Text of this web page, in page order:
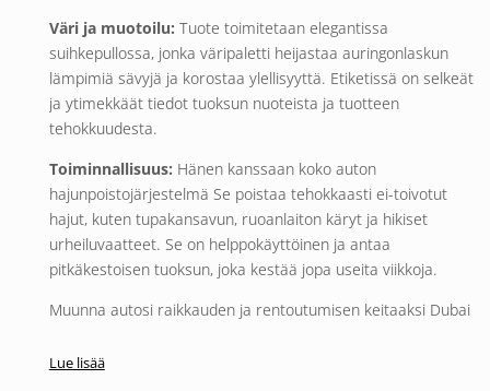
Väri ja muotoilu: Tuote toimitetaan elegantissa
suihkepullossa, jonka väripaletti heijastaa auringonlaskun
lämpimiä sävyjä ja korostaa ylellisyyttä. Etiketissä on selkeät
ja ytimekkäät tiedot tuoksun nuoteista ja tuotteen
tehokkuudesta.
Toiminnallisuus: Hänen kanssaan koko auton
hajunpoistojärjestelmä Se poistaa tehokkaasti ei-toivotut
hajut, kuten tupakansavun, ruoanlaiton käryt ja hikiset
urheiluvaatteet. Se on helppokäyttöinen ja antaa
pitkäkestoisen tuoksun, joka kestää jopa useita viikkoja.
Muunna autosi raikkauden ja rentoutumisen keitaaksi Dubai
Sisältö (g):
Lue lisää